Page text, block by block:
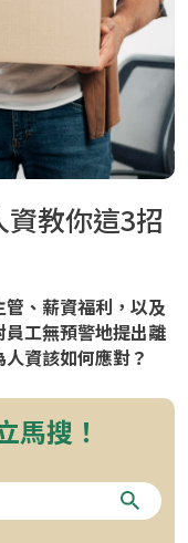
教你這3招
、薪資福利，以及
工無預警地提出離
資該如何應對？
馬搜！